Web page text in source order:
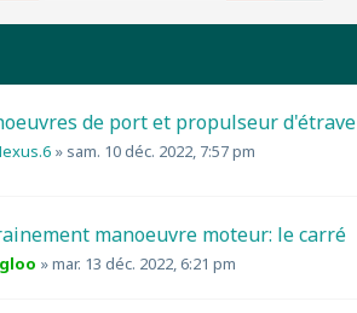
de port et propulseur d'étrave
» sam. 10 déc. 2022, 7:57 pm
manoeuvre moteur: le carré
»mar. 13 déc. 2022, 6:21 pm